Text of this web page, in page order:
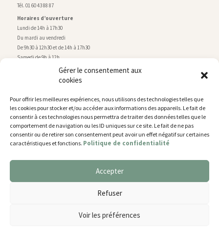
Gérer le consentement aux
cookies
Pour offrir les meilleures expériences, nous utilisons des technologies telles que
les cookies pour stocker et/ou accéder aux informations des appareils. Le fait de
consentir à ces technologies nous permettra de traiter des données telles que le
comportement de navigation ou les ID uniques sur ce site. Le fait de ne pas
consentir ou de retirer son consentement peut avoir un effet négatif sur certaines
caractéristiques et fonctions. Politique de confidentialité
Accepter
Refuser
Voir les préférences
Tél. 01 60 43 88 87
Horaires d’ouverture
Lundi de 14h à 17h30
Du mardi au vendredi
De 9h30 à 12h30 et de 14h à 17h30
Samedi de 9h à 12h
Service technique
rue de Montry–77700 Chessy
Tél. 01 60 43 52 63
Horaires d’ouverture
Lundi, mardi et jeudi
De 9h à 11h45 et de 14h30 à 17h30
Gestion des cookies
Nous utilisons des cookies pour vous offrir la meilleure
You can find out more about which cookies we are using or